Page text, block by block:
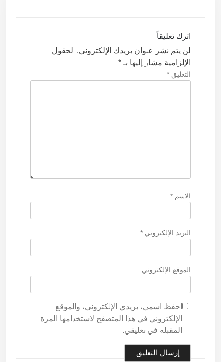
اترك تعليقاً
لن يتم نشر عنوان بريدك الإلكتروني. الحقول
الإلزامية مشار إليها بـ *
التعليق *
الاسم *
البريد الإلكتروني *
الموقع الإلكتروني
احفظ اسمي، بريدي الإلكتروني، والموقع
الإلكتروني في هذا المتصفح لاستخدامها المرة
المقبلة في تعليقي.